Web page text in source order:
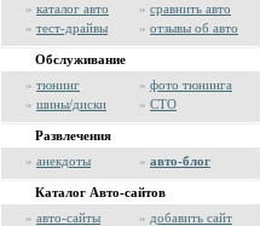
» каталог авто » сравнить авто
» тест-драйвы » отзывы об авто
Обслуживание
» тюнинг » фото тюнинга
» шины/диски » СТО
Развлечения
» анекдоты » авто-блог
Каталог Авто-сайтов
» авто-сайты » добавить сайт